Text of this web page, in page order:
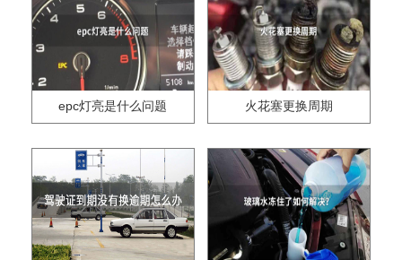
epc灯亮是什么问题 火花塞更换周期